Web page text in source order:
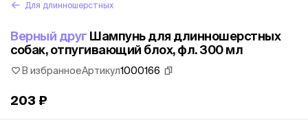
Для длинношерстных
Верный друг Шампунь для длинношерстных
собак, отпугивающий блох, фл. 300 мл
В избранноеАртикул1000166
203 ₽